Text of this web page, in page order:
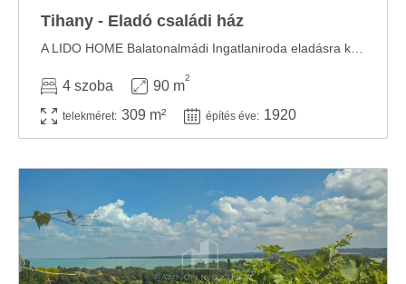
Tihany - Eladó családi ház
4 szoba 90 m
2
telekméret: 309 m² építés éve: 1920